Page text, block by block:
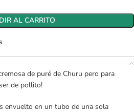
AL CARRITO
de puré de Churu pero para
de pollito!
envuelto en un tubo de una sola